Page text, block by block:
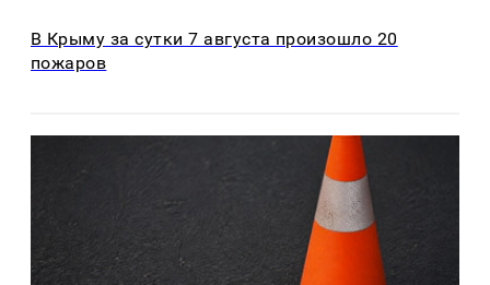
В Крыму за сутки 7 августа произошло 20
пожаров